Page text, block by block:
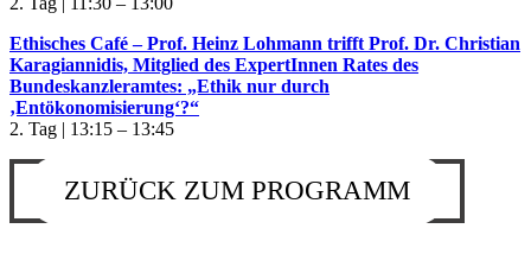
Ethisches Café – Prof. Heinz Lohmann trifft Prof. Dr. Christian
Karagiannidis, Mitglied des ExpertInnen Rates des
Bundeskanzleramtes: „Ethik nur durch
‚Entökonomisierung‘?“
2. Tag | 13:15 – 13:45
ZURÜCK ZUM PROGRAMM